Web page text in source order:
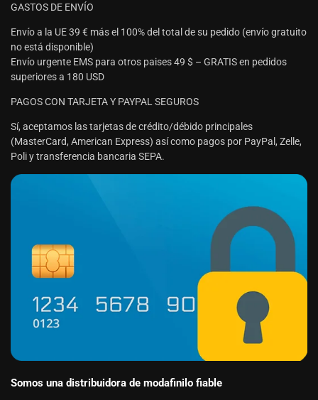
GASTOS DE ENVÍO
Envío a la UE 39 € más el 100% del total de su pedido (envío gratuito
no está disponible)
Envío urgente EMS para otros paises 49 $ – GRATIS en pedidos
superiores a 180 USD
PAGOS CON TARJETA Y PAYPAL SEGUROS
Sí, aceptamos las tarjetas de crédito/débido principales
(MasterCard, American Express) así como pagos por PayPal, Zelle,
Poli y transferencia bancaria SEPA.
Somos una distribuidora de modafinilo fiable